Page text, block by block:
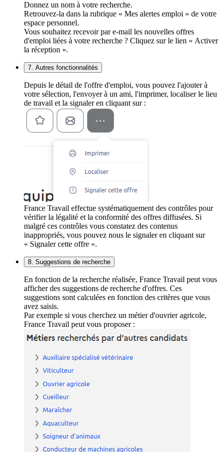
Donnez un nom à votre recherche.
Retrouvez-la dans la rubrique « Mes alertes emploi » de votre
espace personnel.
Vous souhaitez recevoir par e-mail les nouvelles offres
d'emploi liées à votre recherche ? Cliquez sur le lien « Activer
la réception ».
7. Autres fonctionnalités
Depuis le détail de l'offre d'emploi, vous pouvez l'ajouter à
votre sélection, l'envoyer à un ami, l'imprimer, localiser le lieu
de travail et la signaler en cliquant sur :
France Travail effectue systématiquement des contrôles pour
vérifier la légalité et la conformité des offres diffusées. Si
malgré ces contrôles vous constatez des contenus
inappropriés, vous pouvez nous le signaler en cliquant sur
« Signaler cette offre ».
8. Suggestions de recherche
En fonction de la recherche réalisée, France Travail peut vous
afficher des suggestions de recherche d'offres. Ces
suggestions sont calculées en fonction des critères que vous
avez saisis.
Par exemple si vous cherchez un métier d'ouvrier agricole,
France Travail peut vous proposer :